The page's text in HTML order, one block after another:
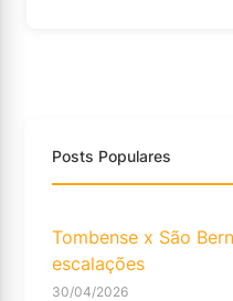
Posts Populares
Tombense x São
escalações
30/04/2026